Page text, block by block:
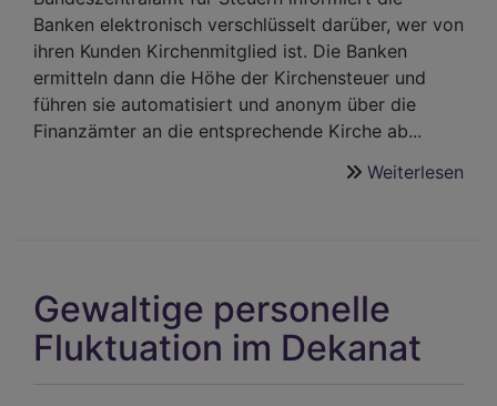
Banken elektronisch verschlüsselt darüber, wer von
ihren Kunden Kirchenmitglied ist. Die Banken
ermitteln dann die Höhe der Kirchensteuer und
führen sie automatisiert und anonym über die
Finanzämter an die entsprechende Kirche ab...
Weiterlesen
Gewaltige personelle
Fluktuation im Dekanat